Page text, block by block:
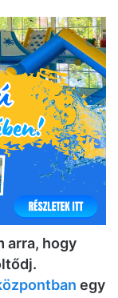
arra, hogy
egy